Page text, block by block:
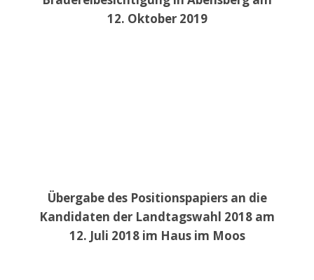
12. Oktober 2019
Übergabe des Positionspapiers an die
Kandidaten der Landtagswahl 2018 am
12. Juli 2018 im Haus im Moos